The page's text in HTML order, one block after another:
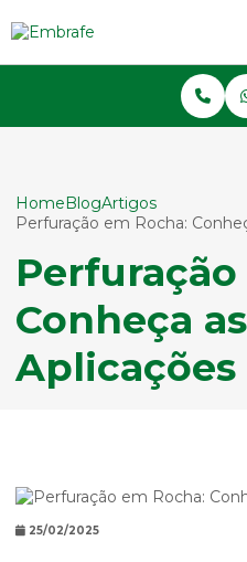
HomeBlogArtigos
Perfuração em Rocha:
Conheça
Aplicações
25/02/2025